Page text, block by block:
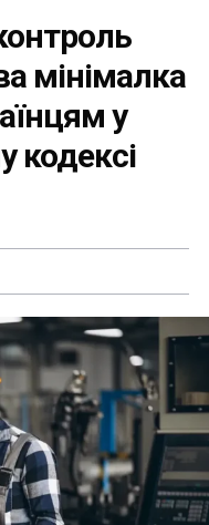
мінімалка
у
кодексі